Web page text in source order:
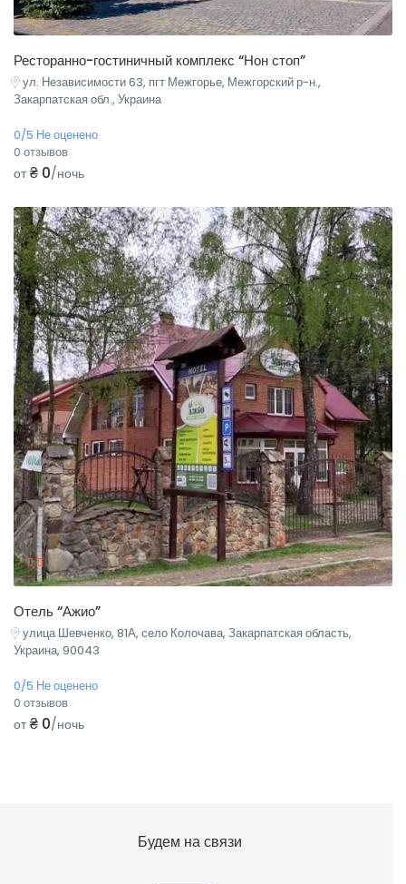
Ресторанно-гостиничный комплекс “Нон стоп”
ул. Независимости 63, пгт Межгорье, Межгорский р-н.,
Закарпатская обл., Украина
0/5 Не оценено
0 отзывов
от₴ 0/ночь
Отель “Ажио”
улица Шевченко, 81А, село Колочава, Закарпатская область,
Украина, 90043
0/5 Не оценено
0 отзывов
от₴ 0/ночь
Будем на связи